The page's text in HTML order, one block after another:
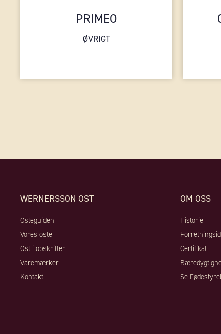
PRIMEO
ØVRIGT
WERNERSSON OST
Osteguiden
Vores oste
Ost i opskrifter
Varemærker
Kontakt
OM OSS
Historie
Certifikat
Se